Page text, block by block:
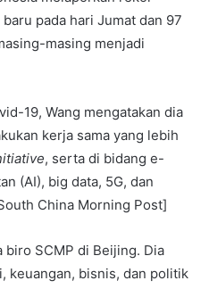
pada hari Jumat dan 97
masing menjadi
19, Wang mengatakan dia
kerja sama yang lebih
, serta di bidang e-
(AI), big data, 5G, dan
China Morning Post]
biro SCMP di Beijing. Dia
keuangan, bisnis, dan politik